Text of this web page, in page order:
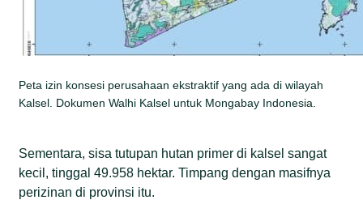
Peta izin konsesi perusahaan ekstraktif yang ada di wilayah
Kalsel. Dokumen Walhi Kalsel untuk Mongabay Indonesia.
Sementara, sisa tutupan hutan primer di kalsel sangat
kecil, tinggal 49.958 hektar. Timpang dengan masifnya
perizinan di provinsi itu.